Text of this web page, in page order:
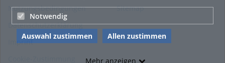
Notwendig
Auswahl zustimmen Allen zustimmen
Mehr anzeigen
Nutzungsbedingungen
Datenschutzerklärung
Imprint
Sitemap